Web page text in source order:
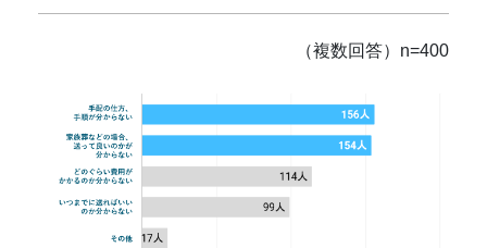
（複数回答）n=400